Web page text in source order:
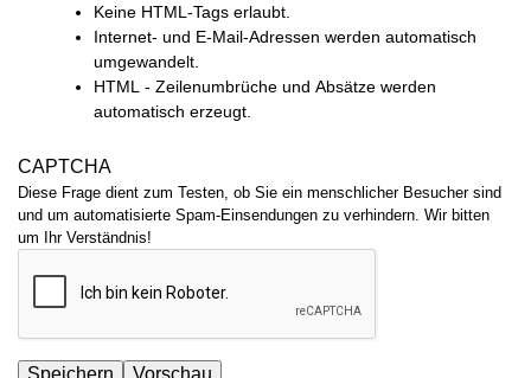
Keine HTML-Tags erlaubt.
Internet- und E-Mail-Adressen werden automatisch
umgewandelt.
HTML - Zeilenumbrüche und Absätze werden
automatisch erzeugt.
CAPTCHA
Diese Frage dient zum Testen, ob Sie ein menschlicher Besucher sind
und um automatisierte Spam-Einsendungen zu verhindern. Wir bitten
um Ihr Verständnis!